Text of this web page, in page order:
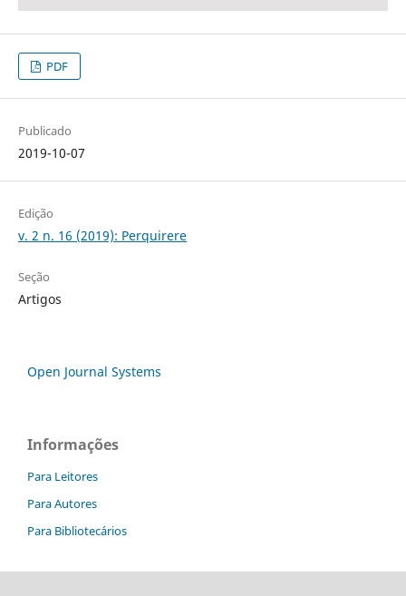
PDF
Publicado
2019-10-07
Edição
v. 2 n. 16 (2019): Perquirere
Seção
Artigos
Open Journal Systems
Informações
Para Leitores
Para Autores
Para Bibliotecários